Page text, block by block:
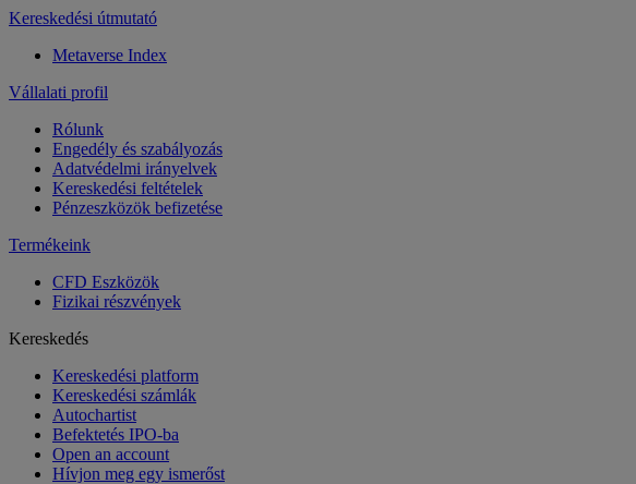
Kereskedési útmutató
Metaverse Index
Vállalati profil
Rólunk
Engedély és szabályozás
Adatvédelmi irányelvek
Kereskedési feltételek
Pénzeszközök befizetése
Termékeink
CFD Eszközök
Fizikai részvények
Kereskedés
Kereskedési platform
Kereskedési számlák
Autochartist
Befektetés IPO-ba
Open an account
Hívjon meg egy ismerőst